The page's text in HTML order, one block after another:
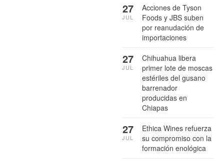
Acciones de Tyson
Foods y JBS suben
por reanudación de
importaciones
27
JUL
Chihuahua libera
primer lote de moscas
estériles del gusano
barrenador
producidas en
Chiapas
27
JUL
Ethica Wines refuerza
su compromiso con la
formación enológica
27
JUL